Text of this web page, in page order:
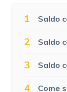
1 Saldo
2 Saldo
3 Saldo
4 Come